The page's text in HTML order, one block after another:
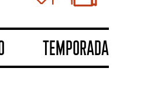
TEMPORADA